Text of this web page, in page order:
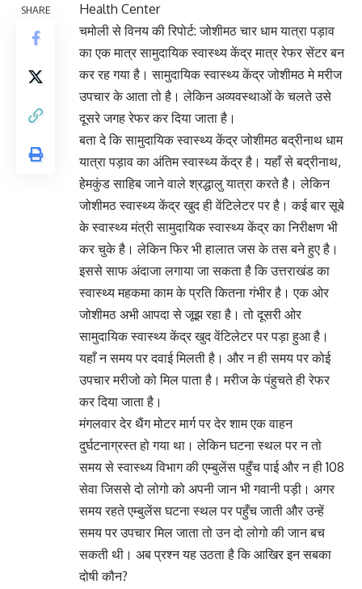
SHARE
Health Center
चमोली से विनय की रिपोर्ट: जोशीमठ चार धाम यात्रा पड़ाव
का एक मात्र सामुदायिक स्वास्थ्य केंद्र मात्र रेफर सेंटर बन
कर रह गया है। सामुदायिक स्वास्थ्य केंद्र जोशीमठ मे मरीज
उपचार के आता तो है। लेकिन अव्यवस्थाओं के चलते उसे
दूसरे जगह रेफर कर दिया जाता है।
बता दे कि सामुदायिक स्वास्थ्य केंद्र जोशीमठ बद्रीनाथ धाम
यात्रा पड़ाव का अंतिम स्वास्थ्य केंद्र है। यहाँ से बद्रीनाथ,
हेमकुंड साहिब जाने वाले श्रद्धालु यात्रा करते है। लेकिन
जोशीमठ स्वास्थ्य केंद्र खुद ही वेंटिलेटर पर है। कई बार सूबे
के स्वास्थ्य मंत्री सामुदायिक स्वास्थ्य केंद्र का निरीक्षण भी
कर चुके है। लेकिन फिर भी हालात जस के तस बने हुए है।
इससे साफ अंदाजा लगाया जा सकता है कि उत्तराखंड का
स्वास्थ्य महकमा काम के प्रति कितना गंभीर है। एक ओर
जोशीमठ अभी आपदा से जूझ रहा है। तो दूसरी ओर
सामुदायिक स्वास्थ्य केंद्र खुद वेंटिलेटर पर पड़ा हुआ है।
यहाँ न समय पर दवाई मिलती है। और न ही समय पर कोई
उपचार मरीजो को मिल पाता है। मरीज के पंहुचते ही रेफर
कर दिया जाता है।
मंगलवार देर थैंग मोटर मार्ग पर देर शाम एक वाहन
दुर्घटनाग्रस्त हो गया था। लेकिन घटना स्थल पर न तो
समय से स्वास्थ्य विभाग की एम्बुलेंस पहुँच पाई और न ही 108
सेवा जिससे दो लोगो को अपनी जान भी गवानी पड़ी। अगर
समय रहते एम्बुलेंस घटना स्थल पर पहुँच जाती और उन्हें
समय पर उपचार मिल जाता तो उन दो लोगो की जान बच
सकती थी। अब प्रश्न यह उठता है कि आखिर इन सबका
दोषी कौन?